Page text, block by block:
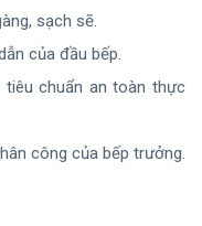
sạch sẽ.
của đầu bếp.
tiêu chuẩn an toàn thực
công của bếp trưởng.